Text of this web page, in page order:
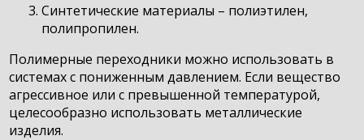
Синтетические материалы – полиэтилен,
полипропилен.
Полимерные переходники можно использовать в
системах с пониженным давлением. Если вещество
агрессивное или с превышенной температурой,
целесообразно использовать металлические
изделия.